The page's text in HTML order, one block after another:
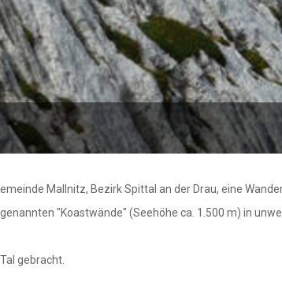
Mallnitz, Bezirk Spittal an der Drau, eine
"Koastwände" (Seehöhe ca. 1.500 m) in
gebracht.